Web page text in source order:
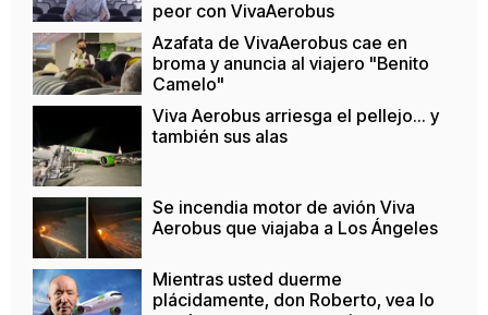
peor con VivaAerobus
Azafata de VivaAerobus cae en
broma y anuncia al viajero "Benito
Camelo"
Viva Aerobus arriesga el pellejo... y
también sus alas
Se incendia motor de avión Viva
Aerobus que viajaba a Los Ángeles
Mientras usted duerme
plácidamente, don Roberto, vea lo